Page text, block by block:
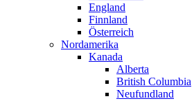
England
Finnland
Österreich
Nordamerika
Kanada
Alberta
British Columbia
Neufundland